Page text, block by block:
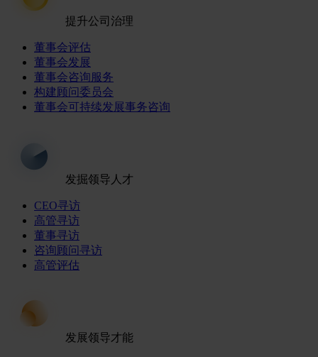
提升公司治理
董事会评估
董事会发展
董事会咨询服务
构建顾问委员会
董事会可持续发展事务咨询
发掘领导人才
CEO寻访
高管寻访
董事寻访
咨询顾问寻访
高管评估
发展领导才能